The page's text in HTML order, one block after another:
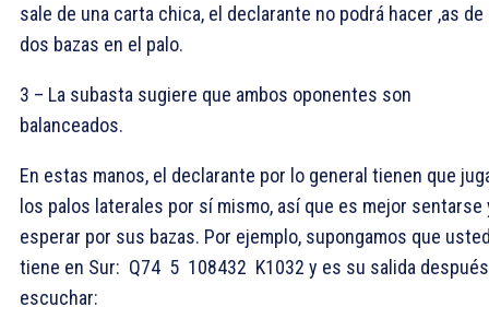
sale de una carta chica, el declarante no podrá hacer ,as de
dos bazas en el palo.
3 – La subasta sugiere que ambos oponentes son
balanceados.
En estas manos, el declarante por lo general tienen que
los palos laterales por sí mismo, así que es mejor sentarse
esperar por sus bazas. Por ejemplo, supongamos que
tiene en Sur: Q74 5 108432 K1032 y es su salida
escuchar: